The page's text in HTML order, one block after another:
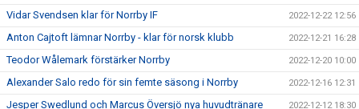
Vidar Svendsen klar för Norrby IF 2022-12-22 12:56
Anton Cajtoft lämnar Norrby - klar för norsk klubb 2022-12-21 16:28
Teodor Wålemark förstärker Norrby 2022-12-20 10:00
Alexander Salo redo för sin femte säsong i Norrby 2022-12-16 12:31
Jesper Swedlund och Marcus Översjö nya huvudtränare 2022-12-12 18:30